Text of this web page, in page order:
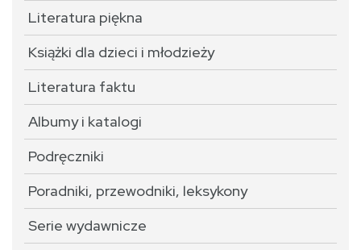
Literatura piękna
Książki dla dzieci i młodzieży
Literatura faktu
Albumy i katalogi
Podręczniki
Poradniki, przewodniki, leksykony
Serie wydawnicze